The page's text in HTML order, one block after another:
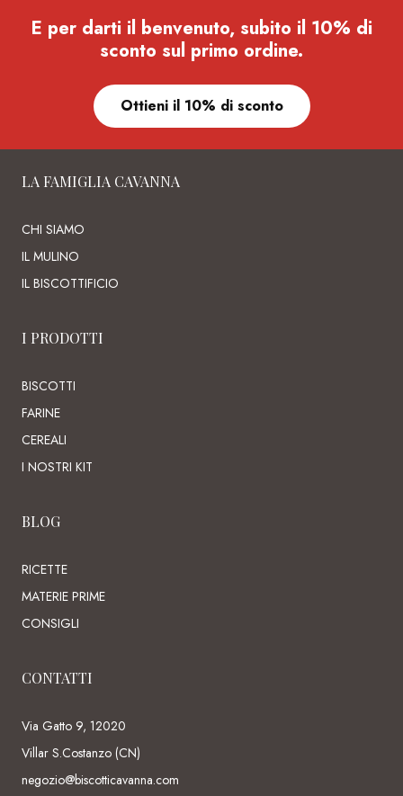
E per darti il benvenuto, subito il 10% di
sconto sul primo ordine.
Ottieni il 10% di sconto
LA FAMIGLIA CAVANNA
CHI SIAMO
IL MULINO
IL BISCOTTIFICIO
I PRODOTTI
BISCOTTI
FARINE
CEREALI
I NOSTRI KIT
BLOG
RICETTE
MATERIE PRIME
CONSIGLI
CONTATTI
Via Gatto 9, 12020
Villar S.Costanzo (CN)
negozio@biscotticavanna.com